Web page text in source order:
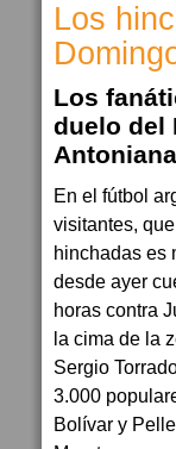
Los
Los
duelo del
En el fútbol
visitantes,
hinchadas es
desde ayer
horas contra
la cima de la
Sergio
3.000
Bolívar y